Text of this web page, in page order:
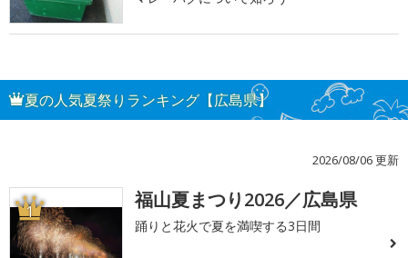
夏の人気夏祭りランキング【広島県】
2026/08/06 更新
1 福山夏まつり2026／広島県
踊りと花火で夏を満喫する3日間